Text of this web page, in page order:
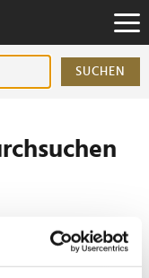
SUCHEN